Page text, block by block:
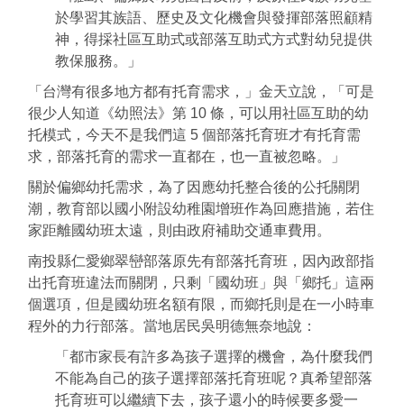
於學習其族語、歷史及文化機會與發揮部落照顧精
神，得採社區互助式或部落互助式方式對幼兒提供
教保服務。」
「台灣有很多地方都有托育需求，」金天立說，「可是
很少人知道《幼照法》第 10 條，可以用社區互助的幼
托模式，今天不是我們這 5 個部落托育班才有托育需
求，部落托育的需求一直都在，也一直被忽略。」
關於偏鄉幼托需求，為了因應幼托整合後的公托關閉
潮，教育部以國小附設幼稚園增班作為回應措施，若住
家距離國幼班太遠，則由政府補助交通車費用。
南投縣仁愛鄉翠巒部落原先有部落托育班，因內政部指
出托育班違法而關閉，只剩「國幼班」與「鄉托」這兩
個選項，但是國幼班名額有限，而鄉托則是在一小時車
程外的力行部落。當地居民吳明德無奈地說：
「都市家長有許多為孩子選擇的機會，為什麼我們
不能為自己的孩子選擇部落托育班呢？真希望部落
托育班可以繼續下去，孩子還小的時候要多愛一